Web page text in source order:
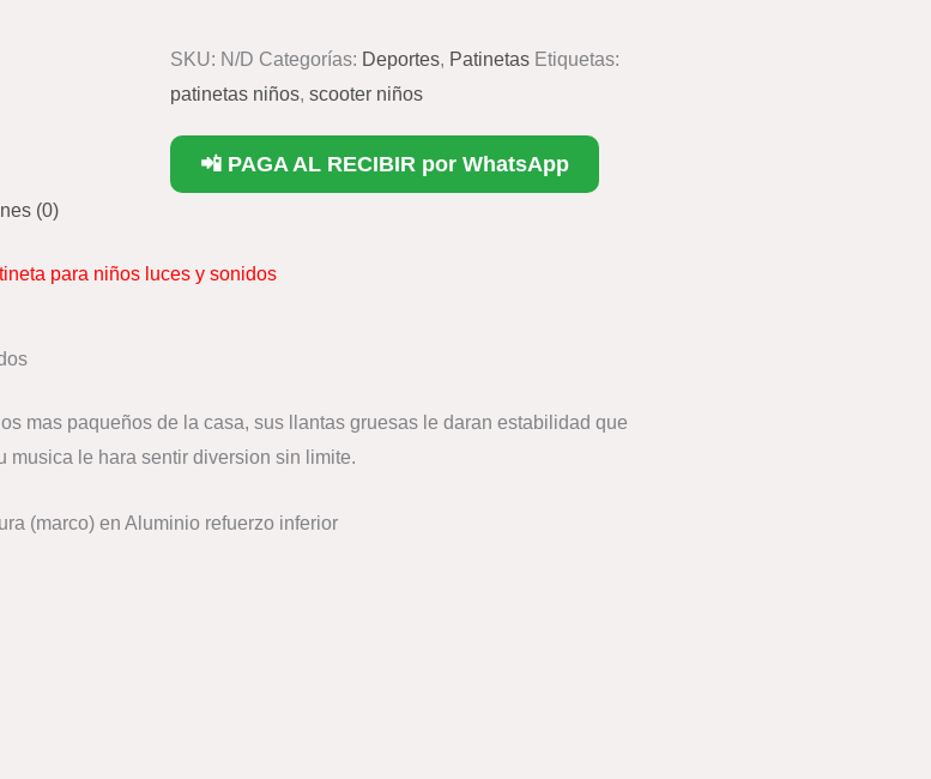
SKU: N/D Categorías: Deportes, Patinetas Etiquetas:
patinetas niños, scooter niños
📲 PAGA AL RECIBIR por WhatsApp
(0)
para niños luces y sonidos
mas paqueños de la casa, sus llantas gruesas le daran estabilidad que
musica le hara sentir diversion sin limite.
(marco) en Aluminio refuerzo inferior